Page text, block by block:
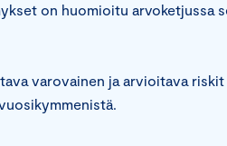
on huomioitu arvoketjussa
varovainen ja arvioitava